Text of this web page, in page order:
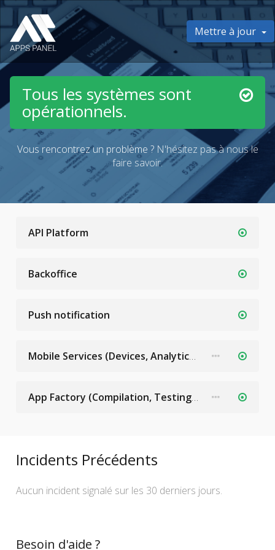
Mettre à jour
Tous les systèmes sont
opérationnels.
Vous rencontrez un problème ? N'hésitez pas à nous le
faire savoir.
API Platform
Backoffice
Push notification
Mobile Services (Devices, Analytics, Monitoring, Crash Report, ...)
App Factory (Compilation, Testing)
Incidents Précédents
Aucun incident signalé sur les 30 derniers jours.
Besoin d'aide ?